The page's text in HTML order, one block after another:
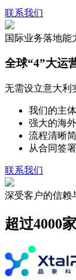
联系我们
国际业务落地能
全球“4”大运
无需设立意大利
我们的主
强大的海
流程清晰
从合同签
联系我们
深受客户的信赖
超过4000